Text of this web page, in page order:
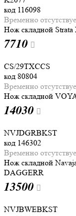
код 116098
Временно
Нож складной
7710
CS/29TXCCS
код 80804
Временно
Нож складной
14030
NVJDGRBKST
код 146302
Временно
Нож складной
DAGGERR
13500
NVJBWEBKST